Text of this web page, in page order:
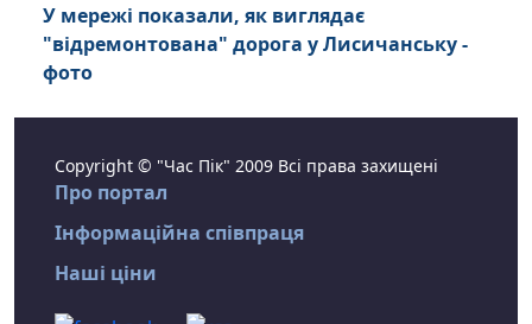
У мережі показали, як виглядає
"відремонтована" дорога у Лисичанську -
фото
Copyright © "Час Пік" 2009 Всі права захищені
Про портал
Інформаційна співпраця
Наші ціни